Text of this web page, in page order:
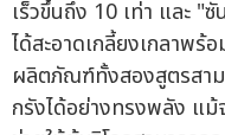
เร็วขึ้นถึง 10 เท่า และ "
ได้สะอาดเกลี้ยงเกลาพ
ผลิตภัณฑ์ทั้งสองสูตรสาม
กรังได้อย่างทรงพลัง แม้